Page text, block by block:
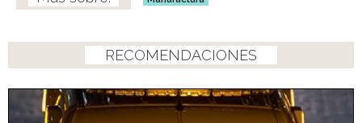
RECOMENDACIONES